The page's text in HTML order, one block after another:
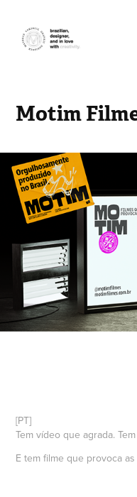
Motim
[PT]
Tem vídeo que agrada.
E tem filme que provoca